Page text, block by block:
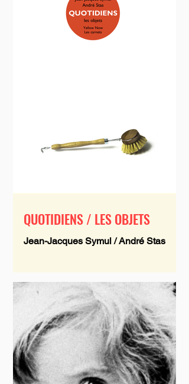
QUOTIDIENS / LES OBJETS
Jean-Jacques Symul / André Stas